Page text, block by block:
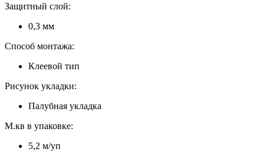
Защитный слой:
0,3 мм
Способ монтажа:
Клеевой тип
Рисунок укладки:
Палубная укладка
М.кв в упаковке:
5,2 м/уп